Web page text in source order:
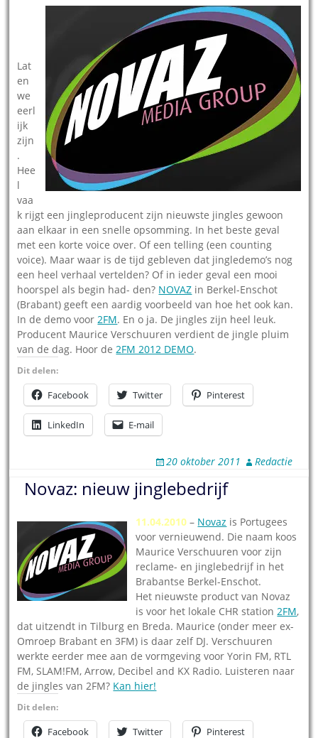
Lat
en
we
eerl
ijk
zijn
.
Hee
l
vaa
k rijgt een jingleproducent zijn nieuwste jingles gewoon
aan elkaar in een snelle opsomming. In het beste geval
met een korte voice over. Of een telling (een counting
voice). Maar waar is de tijd gebleven dat jingledemo’s nog
een heel verhaal vertelden? Of in ieder geval een mooi
hoorspel als begin had- den? NOVAZ in Berkel-Enschot
(Brabant) geeft een aardig voorbeeld van hoe het ook kan.
In de demo voor 2FM. En o ja. De jingles zijn heel leuk.
Producent Maurice Verschuuren verdient de jingle pluim
van de dag. Hoor de 2FM 2012 DEMO.
Dit delen:
Facebook Twitter Pinterest
LinkedIn E-mail
20 oktober 2011 Redactie
Novaz: nieuw jinglebedrijf
11.04.2010 – Novaz is Portugees
voor vernieuwend. Die naam koos
Maurice Verschuuren voor zijn
reclame- en jinglebedrijf in het
Brabantse Berkel-Enschot.
Het nieuwste product van Novaz
is voor het lokale CHR station 2FM,
dat uitzendt in Tilburg en Breda. Maurice (onder meer ex-
Omroep Brabant en 3FM) is daar zelf DJ. Verschuuren
werkte eerder mee aan de vormgeving voor Yorin FM, RTL
FM, SLAM!FM, Arrow, Decibel and KX Radio. Luisteren naar
de jingles van 2FM? Kan hier!
Dit delen:
Facebook Twitter Pinterest